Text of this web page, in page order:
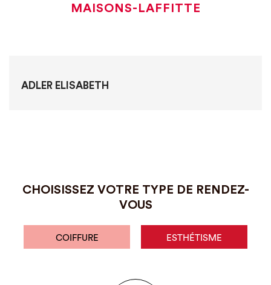
MAISONS-LAFFITTE
ADLER ELISABETH
CHOISISSEZ VOTRE TYPE DE RENDEZ-
VOUS
COIFFURE ESTHÉTISME